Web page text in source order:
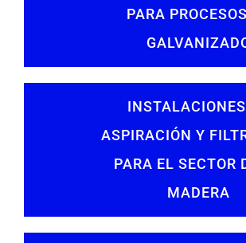
PARA
ASPIRACIÓN Y
PARA EL SECTOR
MADERA